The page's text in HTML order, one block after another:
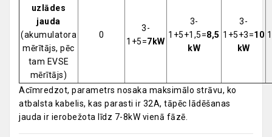
uzlādes
jauda
(akumulatora
mērītājs, pēc
tam EVSE
mērītājs)
0
3-
1+5=7kW
3-
1+5+1,5=8,5
kW
3-
1+5+3=10
kW
Acīmredzot, parametrs nosaka maksimālo strāvu, ko
atbalsta kabelis, kas parasti ir 32A, tāpēc lādēšanas
jauda ir ierobežota līdz 7-8kW vienā fāzē.